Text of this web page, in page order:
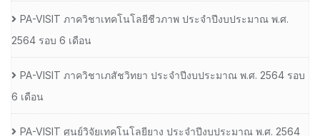
PA-VISIT ภาควิชาเทคโนโลยีชีวภาพ ประจำปีงบประมาณ พ.ศ.
2564 รอบ 6 เดือน
PA-VISIT ภาควิชาเภสัชวิทยา ประจำปีงบประมาณ พ.ศ. 2564 รอบ
6 เดือน
PA-VISIT ศูนย์วิจัยเทคโนโลยียาง ประจำปีงบประมาณ พ.ศ. 2564